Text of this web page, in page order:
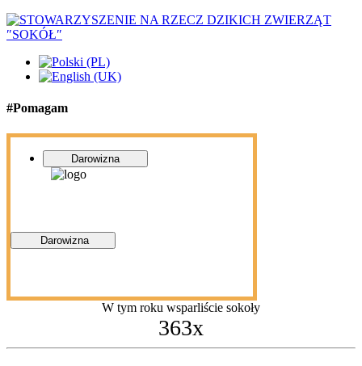
#Pomagam
Darowizna
Darowizna
W tym roku wsparliście sokoły
363x